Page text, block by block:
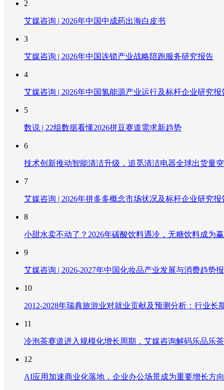
2
艾媒咨询 | 2026年中国中成药出海白皮书
3
艾媒咨询 | 2026年中国连锁产业战略陪跑服务研究报告
4
艾媒咨询 | 2026年中国氢能源产业运行及标杆企业研究报
5
数说 | 22组数据看懂2026拼豆赛道需求新趋势
6
技术创新推动智能清洁升级，追觅清洁电器全球出货量
7
艾媒咨询 | 2026年拼多多概念市场状况及标杆企业研究报
8
小甜水卖不动了？2026年碳酸饮料遇冷，无糖饮料成为
9
艾媒咨询 | 2026-2027年中国化妆品产业发展与消费趋势
10
2012-2028年瑞典旅游业对就业贡献及预测分析：行业
11
冷泡茶赛道进入规模化增长周期，艾媒咨询解码乐品乐
12
AI应用加速商业化落地，企业办公场景成为重要增长方向